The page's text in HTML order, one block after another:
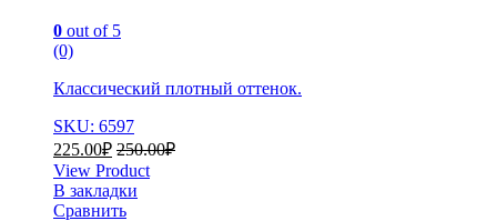
0 out of 5
(0)
Классический плотный оттенок.
SKU: 6597
225.00₽ 250.00₽
View Product
В закладки
Сравнить